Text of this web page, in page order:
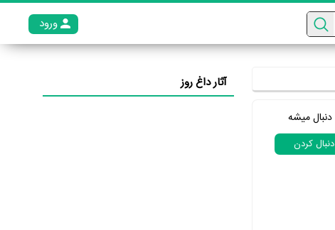
ورود
دنبال میشه
دنبال کردن
آثار داغ روز